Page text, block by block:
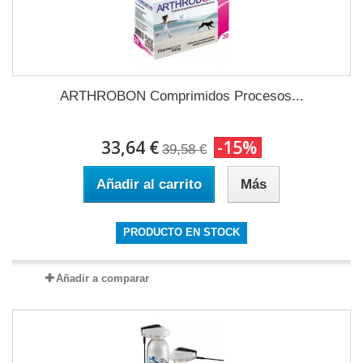
ARTHROBON Comprimidos Procesos...
33,64 € 39,58 € -15%
Añadir al carrito Más
PRODUCTO EN STOCK
Añadir a comparar